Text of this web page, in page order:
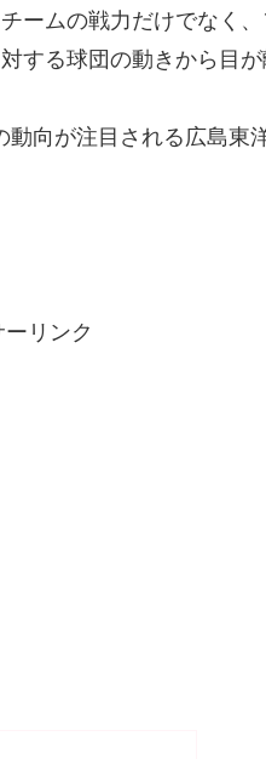
ームの戦力だけでなく
する球団の動きから目が
向が注目される広島東
ーリンク